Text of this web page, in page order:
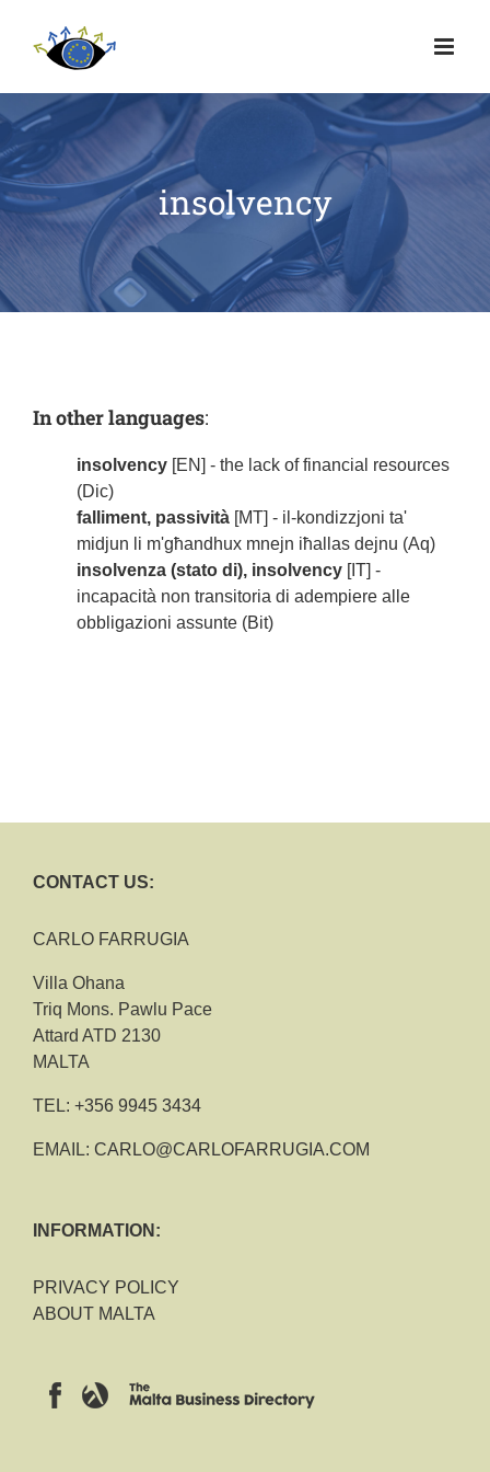
insolvency
In other languages:
insolvency [EN] - the lack of financial resources
(Dic)
falliment, passività [MT] - il-kondizzjoni ta'
midjun li m'għandhux mnejn iħallas dejnu (Aq)
insolvenza (stato di), insolvency [IT] -
incapacità non transitoria di adempiere alle
obbligazioni assunte (Bit)
CONTACT US:
CARLO FARRUGIA
Villa Ohana
Triq Mons. Pawlu Pace
Attard ATD 2130
MALTA
TEL: +356 9945 3434
EMAIL: CARLO@CARLOFARRUGIA.COM
INFORMATION:
PRIVACY POLICY
ABOUT MALTA